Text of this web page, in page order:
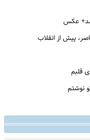
شد+ عکس
پیش از انقلاب
قلبم
نوشتم